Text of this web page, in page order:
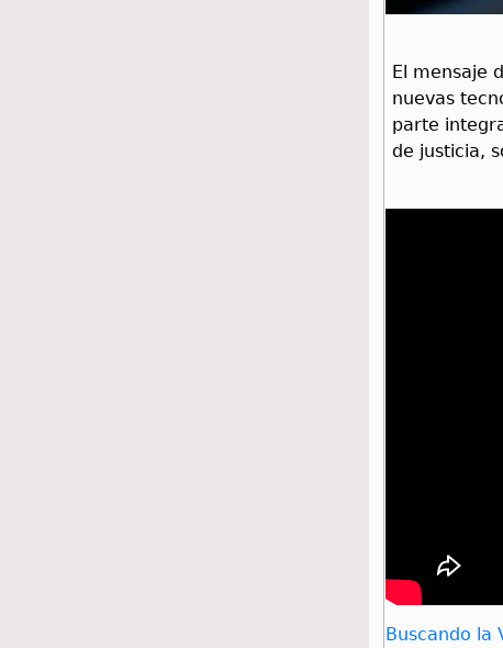
El mensaje
nuevas
parte
de justicia,
Buscando la